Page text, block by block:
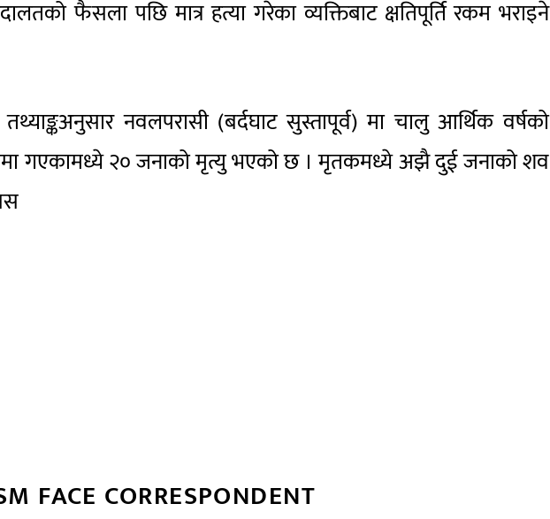
फैसला पछि मात्र हत्या गरेका व्यक्तिबाट क्षतिपूर्ति रकम भराइने
नवलपरासी (बर्दघाट सुस्तापूर्व) मा चालु आर्थिक वर्षको
गएकामध्ये २० जनाको मृत्यु भएको छ । मृतकमध्ये अझै दुई जनाको शव
FACE CORRESPONDENT